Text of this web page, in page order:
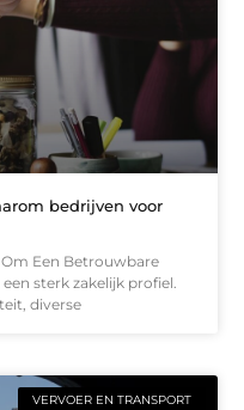
bedrijven voor
Een Betrouwbare
sterk zakelijk profiel.
diverse
VERVOER EN TRANSPORT